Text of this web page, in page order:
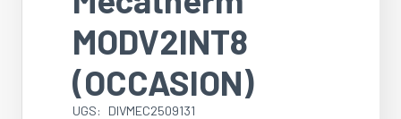
MODV2INT8
(OCCASION)
UGS: DIVMEC2509131